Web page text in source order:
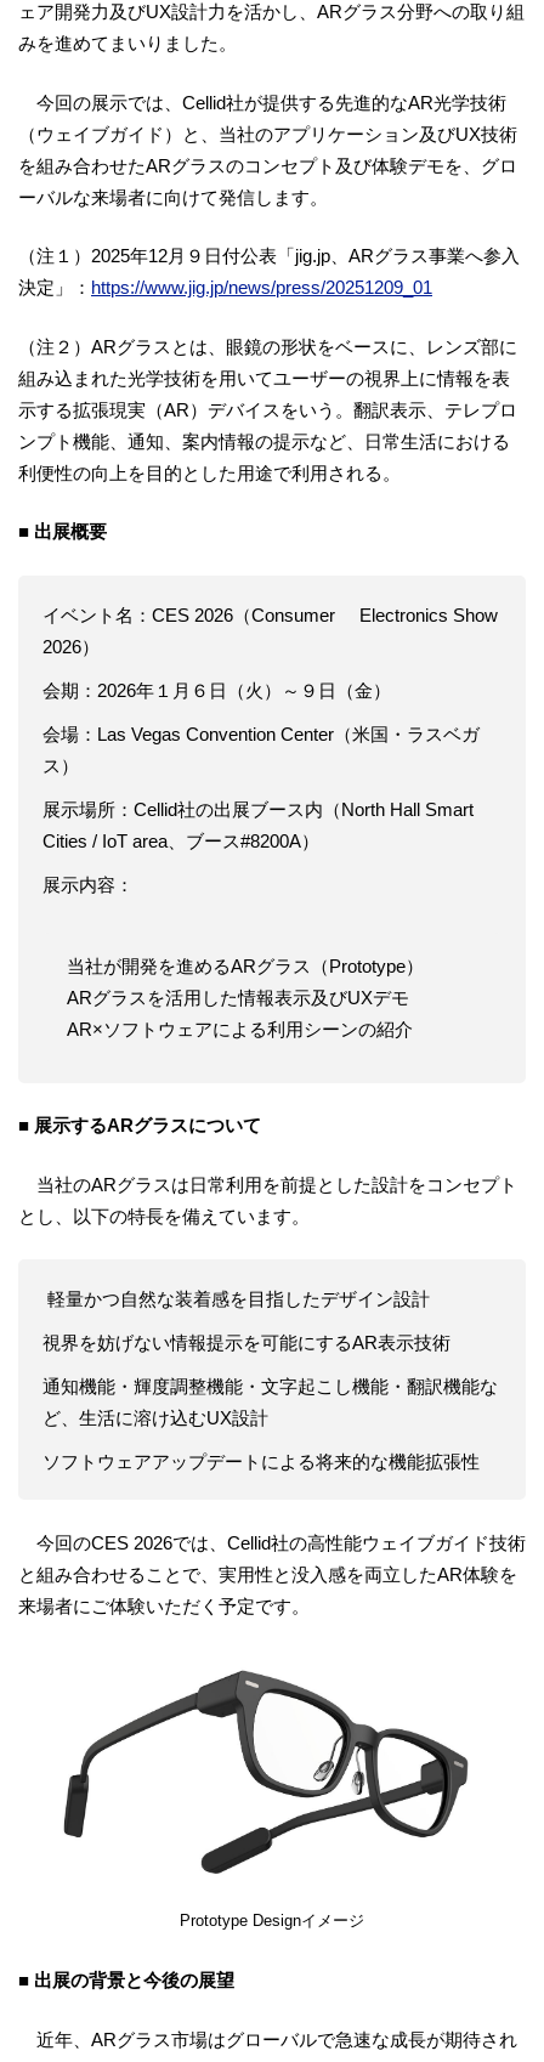
ェア開発力及びUX設計力を活かし、ARグラス分野への取り組
みを進めてまいりました。
今回の展示では、Cellid社が提供する先進的なAR光学技術
（ウェイブガイド）と、当社のアプリケーション及びUX技術
を組み合わせたARグラスのコンセプト及び体験デモを、グロ
ーバルな来場者に向けて発信します。
（注１）2025年12月９日付公表「jig.jp、ARグラス事業へ参入
決定」： https://www.jig.jp/news/press/20251209_01
（注２）ARグラスとは、眼鏡の形状をベースに、レンズ部に
組み込まれた光学技術を用いてユーザーの視界上に情報を表
示する拡張現実（AR）デバイスをいう。翻訳表示、テレプロ
ンプト機能、通知、案内情報の提示など、日常生活における
利便性の向上を目的とした用途で利用される。
■ 出展概要
イベント名：CES 2026（Consumer Electronics Show
2026）
会期：2026年１月６日（火）～９日（金）
会場：Las Vegas Convention Center（米国・ラスベガ
ス）
展示場所：Cellid社の出展ブース内（North Hall Smart
Cities / IoT area、ブース#8200A）
展示内容：
当社が開発を進めるARグラス（Prototype）
ARグラスを活用した情報表示及びUXデモ
AR×ソフトウェアによる利用シーンの紹介
■ 展示するARグラスについて
当社のARグラスは日常利用を前提とした設計をコンセプト
とし、以下の特長を備えています。
軽量かつ自然な装着感を目指したデザイン設計
視界を妨げない情報提示を可能にするAR表示技術
通知機能・輝度調整機能・文字起こし機能・翻訳機能な
ど、生活に溶け込むUX設計
ソフトウェアアップデートによる将来的な機能拡張性
今回のCES 2026では、Cellid社の高性能ウェイブガイド技術
と組み合わせることで、実用性と没入感を両立したAR体験を
来場者にご体験いただく予定です。
Prototype Designイメージ
■ 出展の背景と今後の展望
近年、ARグラス市場はグローバルで急速な成長が期待され